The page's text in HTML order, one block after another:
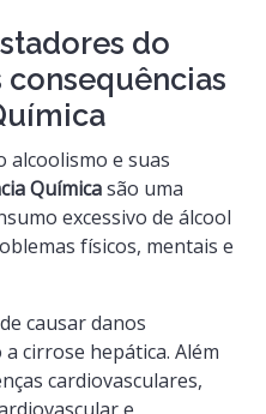
do
alcoolismo e suas
Químicasão uma
excessivo de álcool
físicos, mentais e
causar danos
cirrose hepática. Além
cardiovasculares,